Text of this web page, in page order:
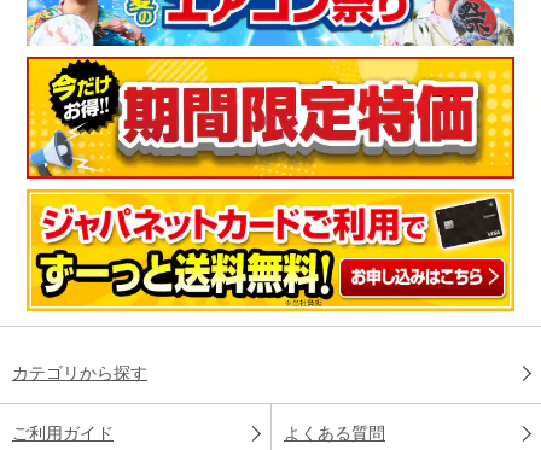
カテゴリから探す
ご利用ガイド よくある質問